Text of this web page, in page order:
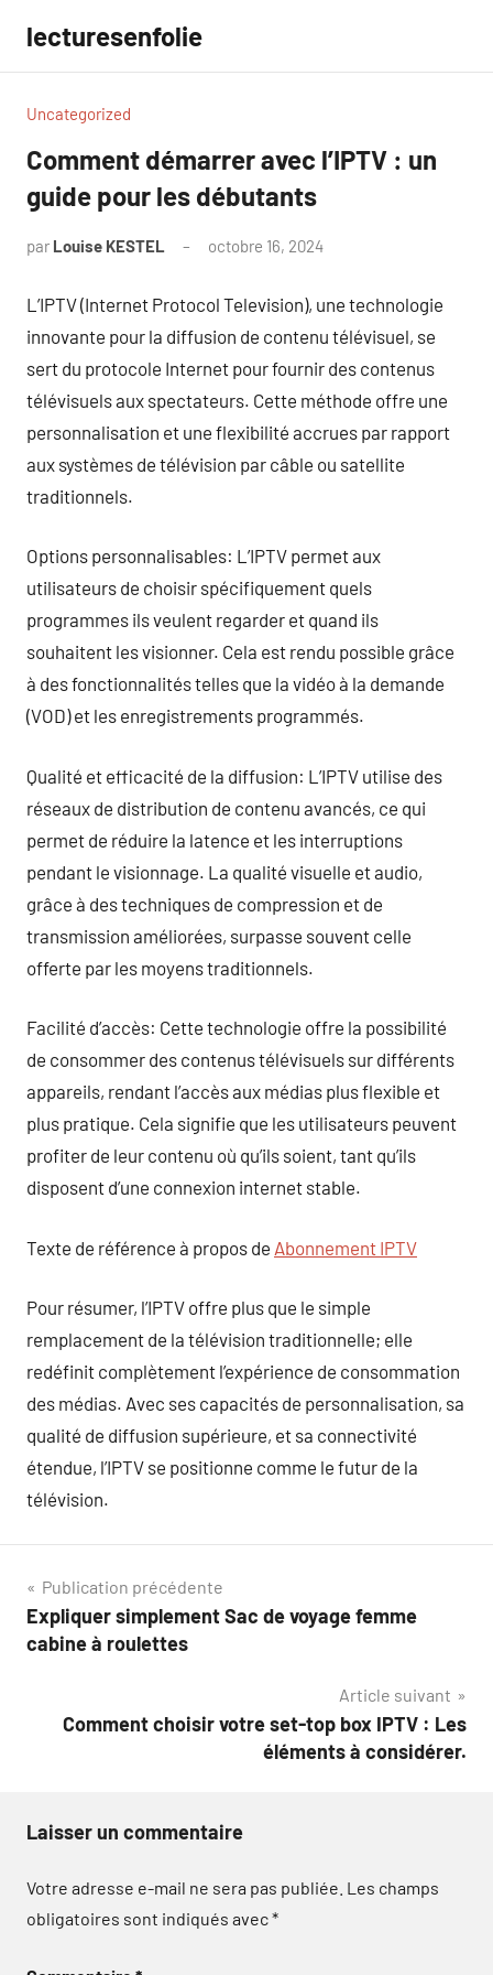
contenu
lecturesenfolie
Uncategorized
Comment démarrer avec l’IPTV : un
guide pour les débutants
par Louise KESTEL octobre 16, 2024
L’IPTV (Internet Protocol Television), une technologie
innovante pour la diffusion de contenu télévisuel, se
sert du protocole Internet pour fournir des contenus
télévisuels aux spectateurs. Cette méthode offre une
personnalisation et une flexibilité accrues par rapport
aux systèmes de télévision par câble ou satellite
traditionnels.
Options personnalisables: L’IPTV permet aux
utilisateurs de choisir spécifiquement quels
programmes ils veulent regarder et quand ils
souhaitent les visionner. Cela est rendu possible grâce
à des fonctionnalités telles que la vidéo à la demande
(VOD) et les enregistrements programmés.
Qualité et efficacité de la diffusion: L’IPTV utilise des
réseaux de distribution de contenu avancés, ce qui
permet de réduire la latence et les interruptions
pendant le visionnage. La qualité visuelle et audio,
grâce à des techniques de compression et de
transmission améliorées, surpasse souvent celle
offerte par les moyens traditionnels.
Facilité d’accès: Cette technologie offre la possibilité
de consommer des contenus télévisuels sur différents
appareils, rendant l’accès aux médias plus flexible et
plus pratique. Cela signifie que les utilisateurs peuvent
profiter de leur contenu où qu’ils soient, tant qu’ils
disposent d’une connexion internet stable.
Texte de référence à propos de Abonnement IPTV
Pour résumer, l’IPTV offre plus que le simple
remplacement de la télévision traditionnelle; elle
redéfinit complètement l’expérience de consommation
des médias. Avec ses capacités de personnalisation, sa
qualité de diffusion supérieure, et sa connectivité
étendue, l’IPTV se positionne comme le futur de la
télévision.
Navigation
de
Publication précédente
Expliquer simplement Sac de voyage femme
cabine à roulettes
Article suivant
Comment choisir votre set-top box IPTV : Les
éléments à considérer.
Laisser un commentaire
Votre adresse e-mail ne sera pas publiée. Les champs
obligatoires sont indiqués avec*